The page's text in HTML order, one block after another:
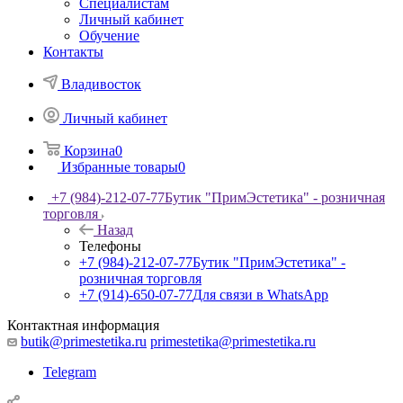
Специалистам
Личный кабинет
Обучение
Контакты
Владивосток
Личный кабинет
Корзина0
Избранные товары0
+7 (984)-212-07-77Бутик "ПримЭстетика" - розничная
торговля
Назад
Телефоны
+7 (984)-212-07-77Бутик "ПримЭстетика" -
розничная торговля
+7 (914)-650-07-77Для связи в WhatsApp
Контактная информация
butik@primestetika.ru primestetika@primestetika.ru
Telegram